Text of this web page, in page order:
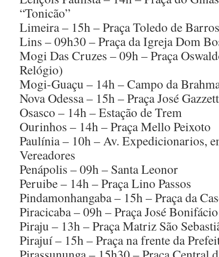
“Tonicão”
Limeira – 15h – Praça Toledo de Barros
Lins – 09h30 – Praça da Igreja Dom
Mogi Das Cruzes – 09h – Praça
Relógio)
Mogi-Guaçu – 14h – Campo da
Nova Odessa – 15h – Praça José
Osasco – 14h – Estação de Trem
Ourinhos – 14h – Praça Mello Peixoto
Paulínia – 10h – Av. Expedicionarios,
Vereadores
Penápolis – 09h – Santa Leonor
Peruibe – 14h – Praça Lino Passos
Pindamonhangaba – 15h – Praça da
Piracicaba – 09h – Praça José Bonifácio
Piraju – 13h – Praça Matriz São
Pirajuí – 15h – Praça na frente da